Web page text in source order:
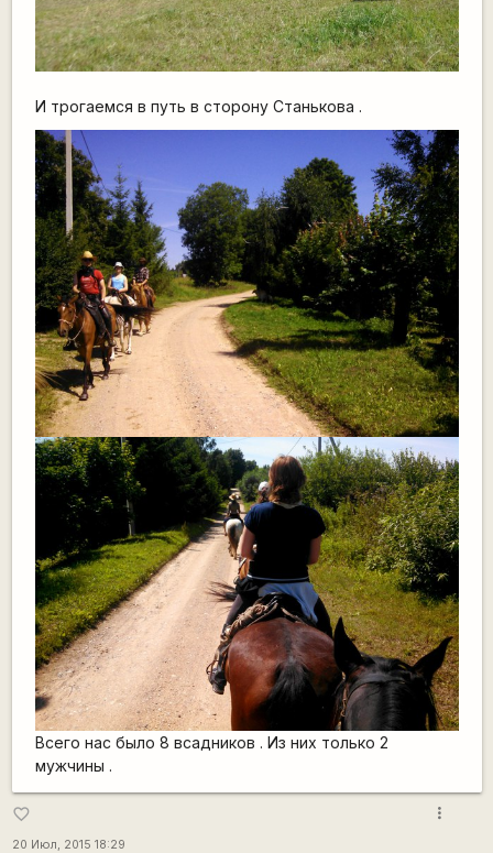
И трогаемся в путь в сторону Станькова .
Всего нас было 8 всадников . Из них только 2
мужчины .
favorite_border
20 Июл, 2015 18:29
more_vert